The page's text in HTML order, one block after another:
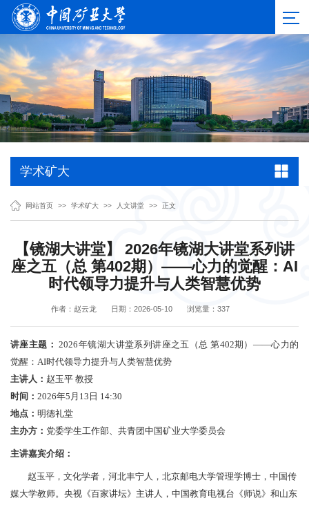
学术矿大
网站首页 >> 学术矿大 >> 人文讲堂 >> 正文
【镜湖大讲堂】 2026年镜湖大讲堂系列讲
座之五（总 第402期）——心力的觉醒：AI
时代领导力提升与人类智慧优势
作者：赵云龙 日期：2026-05-10 浏览量： 337
讲座主题： 2026年镜湖大讲堂系列讲座之五（总 第402期）——心力的
觉醒：AI时代领导力提升与人类智慧优势
主讲人： 赵玉平 教授
时间： 2026年5月13日 14:30
地点： 明德礼堂
主办方： 党委学生工作部、 共青团中国矿业大学委员会
主讲嘉宾介绍：
赵玉平，文化学者，河北丰宁人，北京邮电大学管理学博士，中国传
媒大学教师。央视《百家讲坛》主讲人，中国教育电视台《师说》和山东